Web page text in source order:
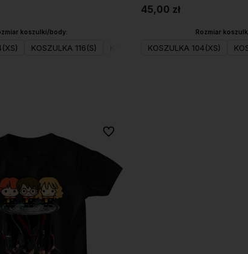
koszulki/body:
KOSZULKA 116(S) KOSZULKA 128(M) KOSZULKA
45,00 zł
Rozmiar
KOSZULKA 104(XS)
Do ulubionych